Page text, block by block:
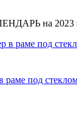
на 2023
раме под